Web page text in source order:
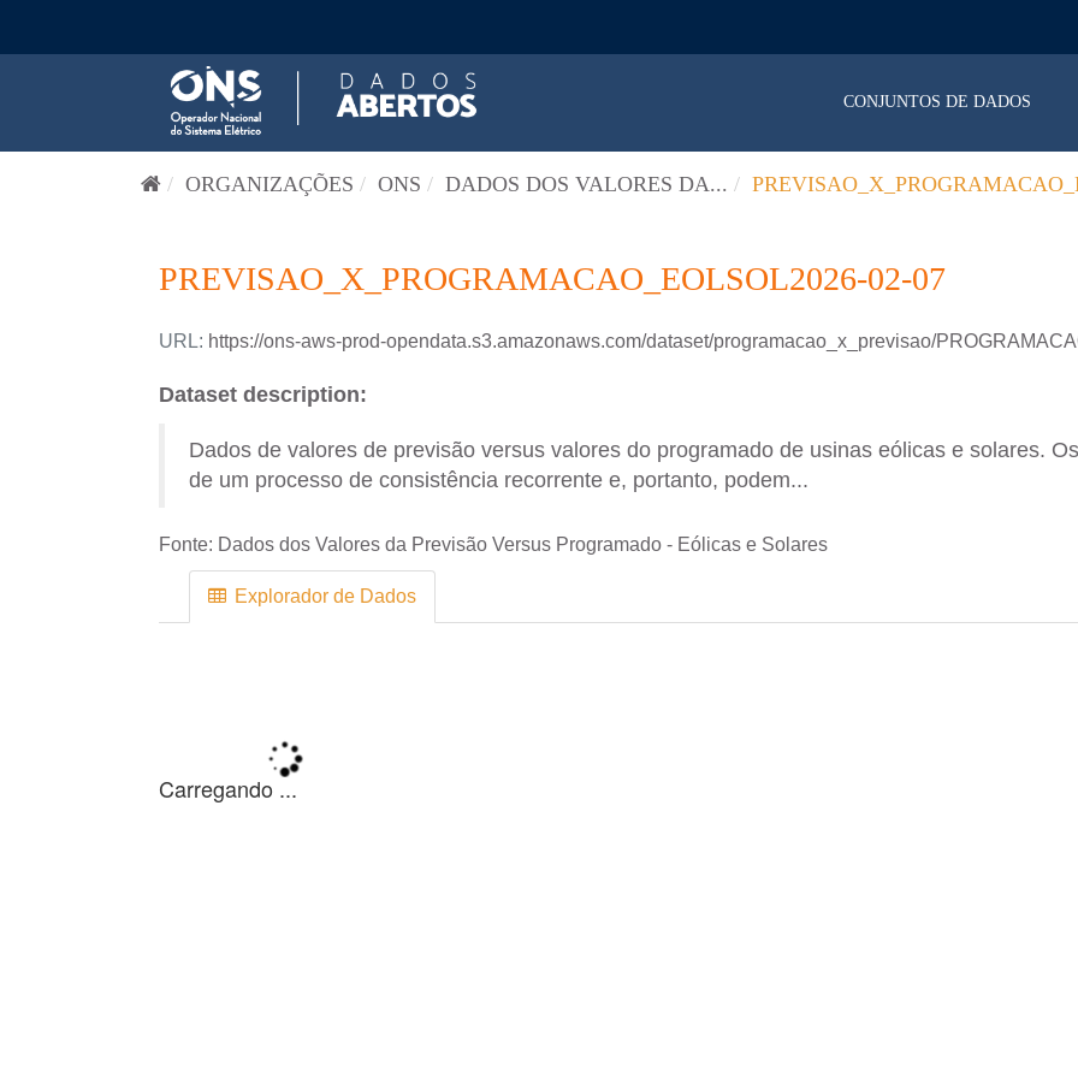
CONJUNTOS DE DADOS
ORGANIZAÇÕES ONS DADOS DOS VALORES DA...
PREVISAO_X_PROGRAMACAO_EOLSOL2026-02-07
URL: https://ons-aws-prod-opendata.s3.amazonaws.com/dataset/programacao_x_previsao/
Dataset description:
Dados de valores de previsão versus valores do programado de usinas eólicas e solares.
de um processo de consistência recorrente e, portanto, podem...
Fonte: Dados dos Valores da Previsão Versus Programado - Eólicas e Solares
Explorador de Dados